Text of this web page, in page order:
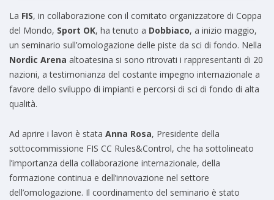
La FIS, in collaborazione con il comitato organizzatore di Coppa
del Mondo, Sport OK, ha tenuto a Dobbiaco, a inizio maggio,
un seminario sull’omologazione delle piste da sci di fondo. Nella
Nordic Arena altoatesina si sono ritrovati i rappresentanti di 20
nazioni, a testimonianza del costante impegno internazionale a
favore dello sviluppo di impianti e percorsi di sci di fondo di alta
qualità.
Ad aprire i lavori è stata Anna Rosa, Presidente della
sottocommissione FIS CC Rules&Control, che ha sottolineato
l’importanza della collaborazione internazionale, della
formazione continua e dell’innovazione nel settore
dell’omologazione. Il coordinamento del seminario è stato